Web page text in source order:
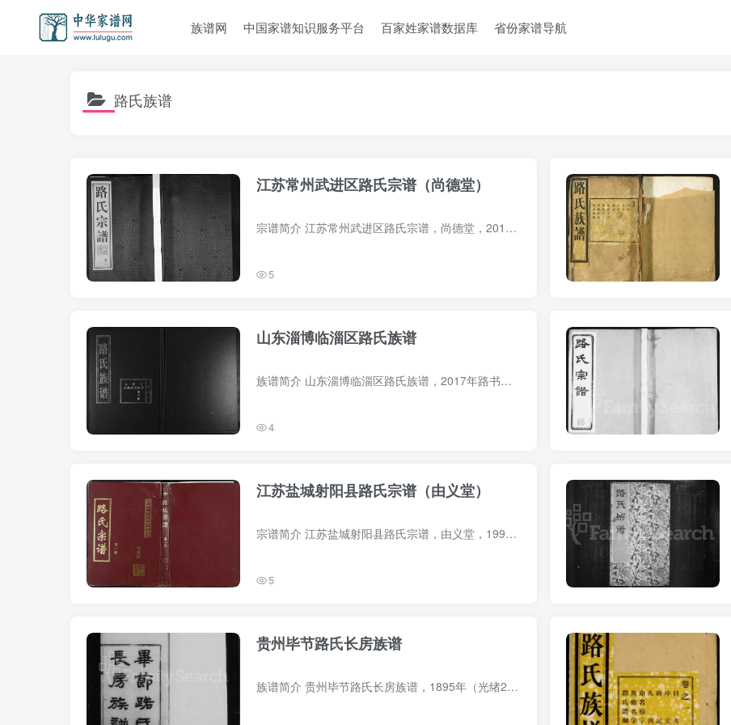
族谱网 中国家谱知识服务平台 百家姓家谱数据库 省份家谱导航
路氏族谱
江苏常州武进区路氏宗谱（尚德堂）
宗谱简介 江苏常州武进区路氏宗谱，尚德堂，2015年路茂金等纂修，10册。始祖路天祚（字锡之，号仁斋），上党人，宋孝宗时任江淮都曹大参政。三世路纯礼（字幼和，号履庵），南宋孝宗朝以功封湖...
5
山东淄博临淄区路氏族谱
族谱简介 山东淄博临淄区路氏族谱，2017年路书茂、路金光等纂修，3册。始迁祖路通，明洪武二年自直隶枣强县迁居青州府益都县鹿疃庄，数年后又迁居临淄城西二十里愚公山前高赵庄，即今之路家庄。...
4
江苏盐城射阳县路氏宗谱（由义堂）
宗谱简介 江苏盐城射阳县路氏宗谱，由义堂，1999年路曰大、路可清等纂修，2册。始祖路邦美，字奖成，明洪武初自江苏苏州阊门迁盐城射阳河南岸范公堤畔庙湾。 字辈（9世起）：存 自以为鹤 春曰可...
5
贵州毕节路氏长房族谱
族谱简介 贵州毕节路氏长房族谱，1895年（光绪21年）路朝联、路朝霖纂修，1册。先世于明洪武初自江南宜兴迁山东历城，继迁贵州毕节县西里撒喇溪街。始迁祖路瀛州，字海山，清初再徙本邑德沟王家...